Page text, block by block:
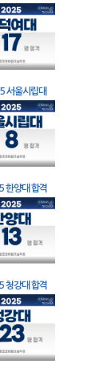
서울시립대
한양대 합격
청강대 합격